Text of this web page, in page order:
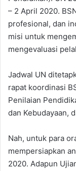
– 2 April 2020.
profesional, dan
misi untuk
mengevaluasi
Jadwal UN
rapat koordinasi
Penilaian
dan Kebudayaan,
Nah, untuk para
mempersiapkan
2020. Adapun